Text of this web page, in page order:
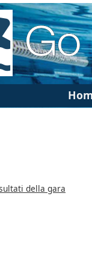
della gara